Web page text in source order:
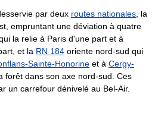
par deux routes nationales , la
empruntant une déviation à quatre
la relie à Paris d'une part et à
et la RN 184 oriente nord-sud qui
Sainte-Honorine et à Cergy-
forêt dans son axe nord-sud. Ces
un carrefour dénivelé au Bel-Air.